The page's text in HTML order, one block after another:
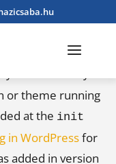
for the
caldera-
or theme running
at the init
in WordPressfor
added in version